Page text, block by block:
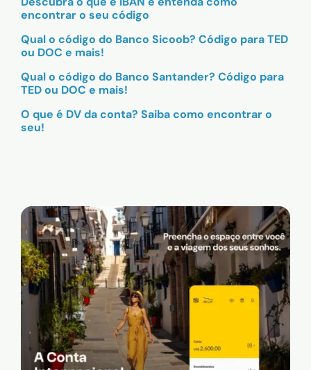
encontrar o seu código
Qual o código do Banco Sicoob? Código para TED
ou DOC e mais!
Qual o código do Banco Santander? Código para
TED ou DOC e mais!
O que é DV da conta? Saiba como encontrar o
seu!